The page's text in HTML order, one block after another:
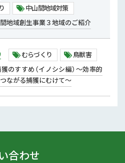
中山間地域対策
地域創生事業３地域のご紹介
むらづくり
鳥獣害
のすすめ（イノシシ編）〜効率的
ながる捕獲にむけて〜
者クラブ
継承
指導
農業・GAP
合わせ